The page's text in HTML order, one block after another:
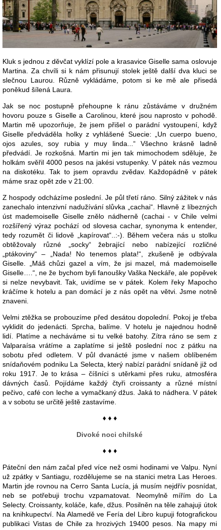
Kluk s jednou z děvčat vyklízí pole a krasavice Giselle sama oslovuje
Martina. Za chvíli si k nám přisunují stolek ještě další dva kluci se
slečnou Laurou. Různě vykládáme, potom si ke mě ale přisedá
poněkud šílená Laura.
Jak se noc postupně přehoupne k ránu zůstáváme v družném
hovoru pouze s Giselle a Carolinou, které jsou naprosto v pohodě.
Martin mě upozorňuje, že jsem přišel o parádní vystoupení, když
Giselle předváděla holky z vyhlášené Suecie: „Un cuerpo bueno,
ojos azules, soy rubia y muy linda...“ Všechno krásně ladně
předvádí. Je rozkošná. Martin mi jen tak mimochodem sděluje, že
holkám svěřil 4000 pesos na jakési vstupenky. V pátek nás vezmou
na diskotéku. Tak to jsem opravdu zvědav. Každopádně v pátek
máme sraz opět zde v 21:00.
Z hospody odcházíme poslední. Je půl třetí ráno. Silný zážitek v nás
zanechalo intenzivní nadužívání slůvka „cachai“. Hlavně z líbezných
úst mademoiselle Giselle znělo nádherně (cachai - v Chile velmi
rozšířený výraz pochází od slovesa cachar, synonyma k entender,
tedy rozumět či lidově „kapírovat“..:-). Během večera nás u stolku
obtěžovaly různé „socky“ žebrající nebo nabízející rozličné
„ptákoviny“ – „Nada! No tenemos plata!“, zkušeně je odbývala
Giselle. „Máš chůzi gazel a vím, že jsi mazel, má mademoiselle
Giselle….“, ne že bychom byli fanoušky Vaška Neckáře, ale popěvek
si nelze nevybavit. Tak, uvidíme se v pátek. Kolem řeky Mapocho
kráčíme k hotelu a pan domácí je z nás opět na větvi. Jsme notně
znaveni.
Velmi ztěžka se probouzíme před desátou dopolední. Pokoj je třeba
vyklidit do jedenácti. Sprcha, balíme. V hotelu je najednou hodně
lidí. Platíme a necháváme si tu velké batohy. Zítra ráno se sem z
Valparaísa vrátíme a zaplatíme si ještě poslední noc z pátku na
sobotu před odletem. V půl dvanácté jsme v našem oblíbeném
snídaňovém podniku La Selecta, který nabízí parádní snídaně již od
roku 1917. Je to krása – číšníci s utěrkami přes ruku, atmosféra
dávných časů. Pojídáme každý čtyři croissanty a různé místní
pečivo, café con leche a vymačkaný džus. Jaká to nádhera. V pátek
a v sobotu se určitě ještě zastavíme.
♦ ♦ ♦
Divoké noci chilské
♦ ♦ ♦
Páteční den nám začal před více než osmi hodinami ve Valpu. Nyní
už zpátky v Santiagu, rozdělujeme se na stanici metra Las Heroes.
Martin jde rovnou na Cerro Santa Lucía, já musím nejdřív posnídat,
neb se potřebuji trochu vzpamatovat. Neomylně mířím do La
Selecty. Croissanty, koláče, kafe, džus. Posilněn na těle zahajuji útok
na knihkupectví. Na Alamedě ve Fería del Libro kupuji fotografickou
publikaci Vistas de Chile za hrozivých 19400 pesos. Na mapy mi